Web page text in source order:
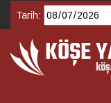
Tarih: